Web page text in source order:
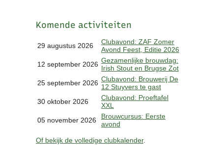
Komende activiteiten
29 augustus 2026
Clubavond: ZAF Zomer
Avond Feest, Editie 2026
12 september 2026 Gezamenlijke brouwdag:
Irish Stout en Brugse Zot
25 september 2026 Clubavond: Brouwerij De
12 Stuyvers te gast
30 oktober 2026
Clubavond: Proeftafel
XXL
05 november 2026
Brouwcursus: Eerste
avond
Of bekijk de volledige clubkalender.
Clubkalender
Bestuur
- Historie
Privacyverklaring
Wedstrijduitslagen
Bijzondere Leden